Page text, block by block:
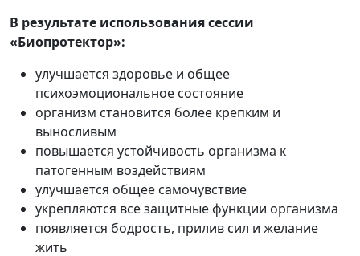
В результате использования сессии
«Биопротектор»:
улучшается здоровье и общее
психоэмоциональное состояние
организм становится более крепким и
выносливым
повышается устойчивость организма к
патогенным воздействиям
улучшается общее самочувствие
укрепляются все защитные функции организма
появляется бодрость, прилив сил и желание
жить